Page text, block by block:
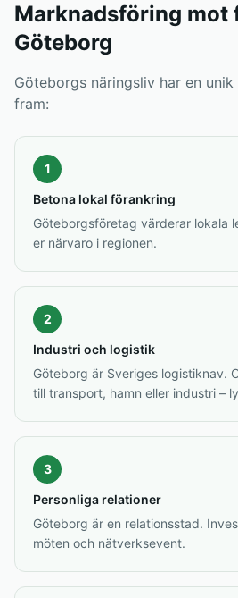
Marknadsföring mot
Göteborg
Göteborgs näringsliv har en
fram:
1
Betona lokal förankring
Göteborgsföretag värderar lokala
er närvaro i regionen.
2
Industri och logistik
Göteborg är Sveriges logistiknav.
till transport, hamn eller industri –
3
Personliga relationer
Göteborg är en relationsstad.
möten och nätverksevent.